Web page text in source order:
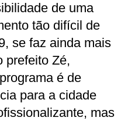
de uma
tão difícil de
se faz ainda mais
prefeito Zé,
é de
para a cidade
mas